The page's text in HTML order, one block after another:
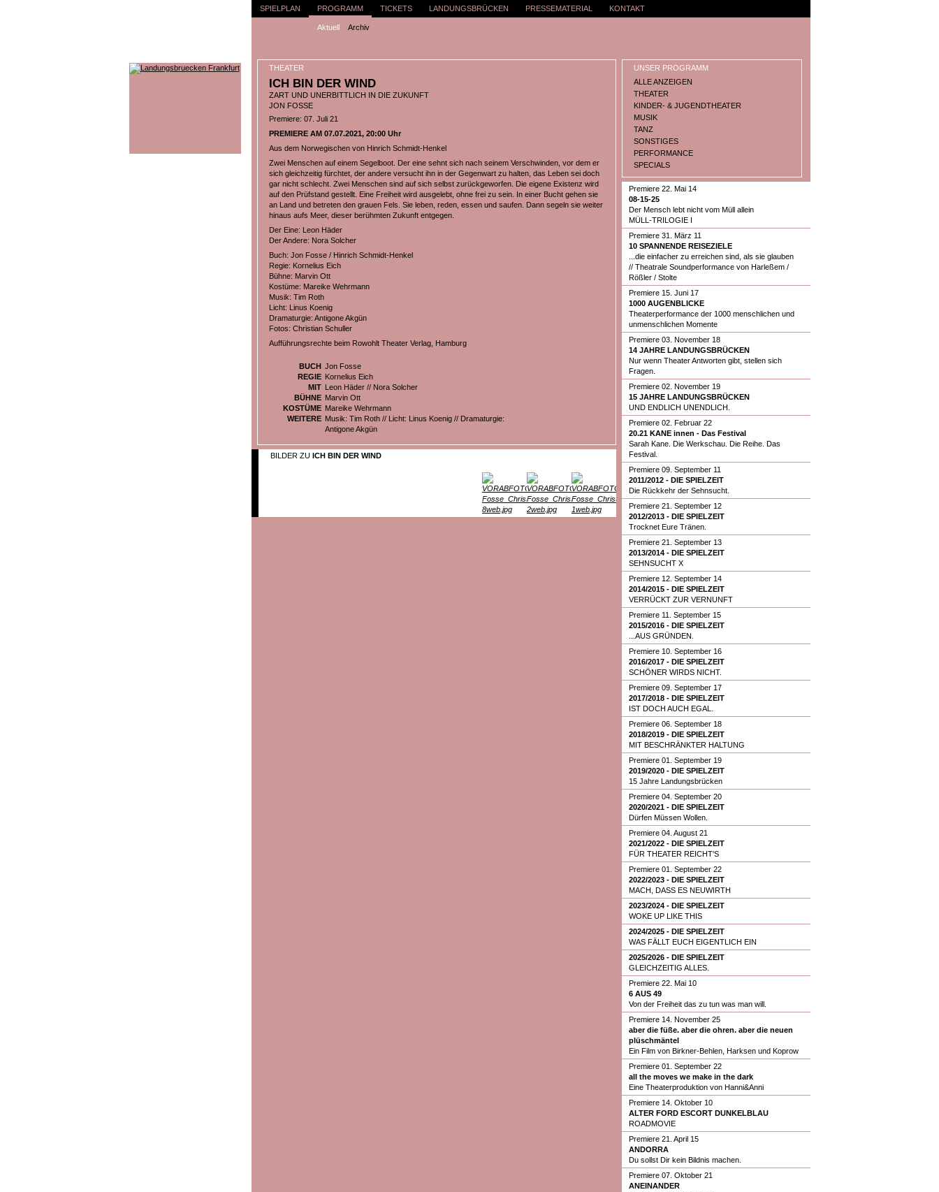
SPIELPLAN PROGRAMM
Aktuell Archiv
TICKETS LANDUNGSBRÜCKEN PRESSEMATERIAL KONTAKT
THEATER
ICH BIN DER WIND
ZART UND UNERBITTLICH IN DIE ZUKUNFT
JON FOSSE
Premiere: 07. Juli 21
PREMIERE AM 07.07.2021, 20:00 Uhr
Aus dem Norwegischen von Hinrich Schmidt-Henkel
Zwei Menschen auf einem Segelboot. Der eine sehnt sich nach seinem Verschwinden, vor dem er
sich gleichzeitig fürchtet, der andere versucht ihn in der Gegenwart zu halten, das Leben sei doch
gar nicht schlecht. Zwei Menschen sind auf sich selbst zurückgeworfen. Die eigene Existenz wird
auf den Prüfstand gestellt. Eine Freiheit wird ausgelebt, ohne frei zu sein. In einer Bucht gehen sie
an Land und betreten den grauen Fels. Sie leben, reden, essen und saufen. Dann segeln sie weiter
hinaus aufs Meer, dieser berühmten Zukunft entgegen.
Der Eine: Leon Häder
Der Andere: Nora Solcher
Buch: Jon Fosse / Hinrich Schmidt-Henkel
Regie: Kornelius Eich
Bühne: Marvin Ott
Kostüme: Mareike Wehrmann
Musik: Tim Roth
Licht: Linus Koenig
Dramaturgie: Antigone Akgün
Fotos: Christian Schuller
Aufführungsrechte beim Rowohlt Theater Verlag, Hamburg
BUCH Jon Fosse
REGIE Kornelius Eich
MIT Leon Häder // Nora Solcher
BÜHNE Marvin Ott
KOSTÜME Mareike Wehrmann
WEITERE Musik: Tim Roth // Licht: Linus Koenig // Dramaturgie:
Antigone Akgün
BILDER ZU ICH BIN DER WIND
UNSER PROGRAMM
ALLE ANZEIGEN
THEATER
KINDER- & JUGENDTHEATER
MUSIK
TANZ
SONSTIGES
PERFORMANCE
SPECIALS
Premiere 22. Mai 14
08-15-25
Der Mensch lebt nicht vom Müll allein
MÜLL-TRILOGIE I
Premiere 31. März 11
10 SPANNENDE REISEZIELE
...die einfacher zu erreichen sind, als sie glauben
// Theatrale Soundperformance von Harleßem /
Rößler / Stolte
Premiere 15. Juni 17
1000 AUGENBLICKE
Theaterperformance der 1000 menschlichen und
unmenschlichen Momente
Premiere 03. November 18
14 JAHRE LANDUNGSBRÜCKEN
Nur wenn Theater Antworten gibt, stellen sich
Fragen.
Premiere 02. November 19
15 JAHRE LANDUNGSBRÜCKEN
UND ENDLICH UNENDLICH.
Premiere 02. Februar 22
20.21 KANE innen - Das Festival
Sarah Kane. Die Werkschau. Die Reihe. Das
Festival.
Premiere 09. September 11
2011/2012 - DIE SPIELZEIT
Die Rückkehr der Sehnsucht.
Premiere 21. September 12
2012/2013 - DIE SPIELZEIT
Trocknet Eure Tränen.
Premiere 21. September 13
2013/2014 - DIE SPIELZEIT
SEHNSUCHT X
Premiere 12. September 14
2014/2015 - DIE SPIELZEIT
VERRÜCKT ZUR VERNUNFT
Premiere 11. September 15
2015/2016 - DIE SPIELZEIT
...AUS GRÜNDEN.
Premiere 10. September 16
2016/2017 - DIE SPIELZEIT
SCHÖNER WIRDS NICHT.
Premiere 09. September 17
2017/2018 - DIE SPIELZEIT
IST DOCH AUCH EGAL.
Premiere 06. September 18
2018/2019 - DIE SPIELZEIT
MIT BESCHRÄNKTER HALTUNG
Premiere 01. September 19
2019/2020 - DIE SPIELZEIT
15 Jahre Landungsbrücken
Premiere 04. September 20
2020/2021 - DIE SPIELZEIT
Dürfen Müssen Wollen.
Premiere 04. August 21
2021/2022 - DIE SPIELZEIT
FÜR THEATER REICHT'S
Premiere 01. September 22
2022/2023 - DIE SPIELZEIT
MACH, DASS ES NEUWIRTH
2023/2024 - DIE SPIELZEIT
WOKE UP LIKE THIS
2024/2025 - DIE SPIELZEIT
WAS FÄLLT EUCH EIGENTLICH EIN
2025/2026 - DIE SPIELZEIT
GLEICHZEITIG ALLES.
Premiere 22. Mai 10
6 AUS 49
Von der Freiheit das zu tun was man will.
Premiere 14. November 25
aber die füße. aber die ohren. aber die neuen
plüschmäntel
Ein Film von Birkner-Behlen, Harksen und Koprow
Premiere 01. September 22
all the moves we make in the dark
Eine Theaterproduktion von Hanni&Anni
Premiere 14. Oktober 10
ALTER FORD ESCORT DUNKELBLAU
ROADMOVIE
Premiere 21. April 15
ANDORRA
Du sollst Dir kein Bildnis machen.
Premiere 07. Oktober 21
ANEINANDER